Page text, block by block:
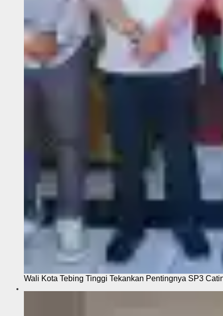
Wali Kota Tebing Tinggi Tekankan Pentingnya SP3